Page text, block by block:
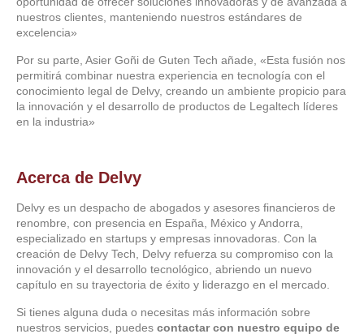
nuestros clientes, manteniendo nuestros estándares de
excelencia»
Por su parte, Asier Goñi de Guten Tech añade, «Esta fusión nos
permitirá combinar nuestra experiencia en tecnología con el
conocimiento legal de Delvy, creando un ambiente propicio para
la innovación y el desarrollo de productos de Legaltech líderes
en la industria»
Acerca de Delvy
Delvy es un despacho de abogados y asesores financieros de
renombre, con presencia en España, México y Andorra,
especializado en startups y empresas innovadoras. Con la
creación de Delvy Tech, Delvy refuerza su compromiso con la
innovación y el desarrollo tecnológico, abriendo un nuevo
capítulo en su trayectoria de éxito y liderazgo en el mercado.
Si tienes alguna duda o necesitas más información sobre
nuestros servicios, puedes contactar con nuestro equipo de